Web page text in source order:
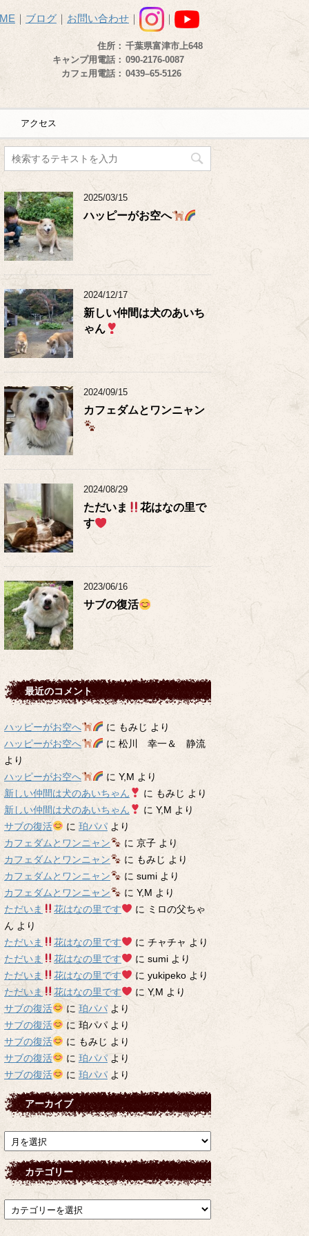
｜ ブログ ｜ お問い合わせ ｜ ｜
住所： 千葉県富津市上648
キャンプ用電話： 090-2176-0087
カフェ用電話： 0439–65-5126
アクセス
2025/03/15
ハッピーがお空へ
2024/12/17
新しい仲間は犬のあいち
ゃん
2024/09/15
カフェダムとワンニャン
2024/08/29
ただいま
花はなの里で
す
2023/06/16
サブの復活
最近のコメント
ハッピーがお空へ に もみじ より
ハッピーがお空へ
に 松川 幸一＆ 静流
より
ハッピーがお空へ
に Y,M より
新しい仲間は犬のあいちゃん
に もみじ より
新しい仲間は犬のあいちゃん
に Y,M より
サブの復活
に 珀パパより
カフェダムとワンニャン
に 京子より
カフェダムとワンニャン
に もみじ より
カフェダムとワンニャン
に sumiより
カフェダムとワンニャン
に Y,M より
ただいま
花はなの里です に ミロの父ちゃ
ん より
ただいま
花はなの里です に チャチャ より
ただいま
花はなの里です に sumiより
ただいま
花はなの里です に yukipekoより
ただいま
花はなの里です に Y,M より
サブの復活
に 珀パパより
サブの復活
に 珀パパより
サブの復活
に もみじ より
サブの復活
に 珀パパより
サブの復活
に 珀パパより
アーカイブ
ア
ー
カ
イ
カテゴリー
テ